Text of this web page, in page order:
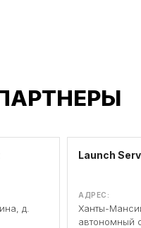
д.
Launch
АДРЕС:
Ханты-
автономный